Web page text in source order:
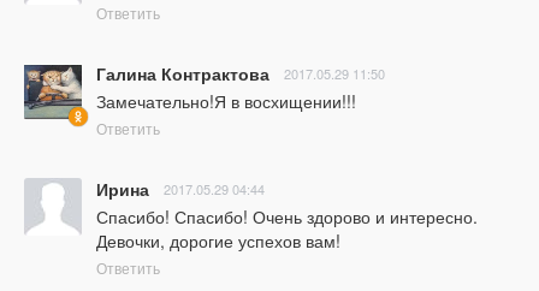
Ответить
Галина Контрактова 2017.05.29 11:50
Замечательно!Я в восхищении!!!
Ответить
Ирина 2017.05.29 04:44
Спасибо! Спасибо! Очень здорово и интересно.
Девочки, дорогие успехов вам!
Ответить